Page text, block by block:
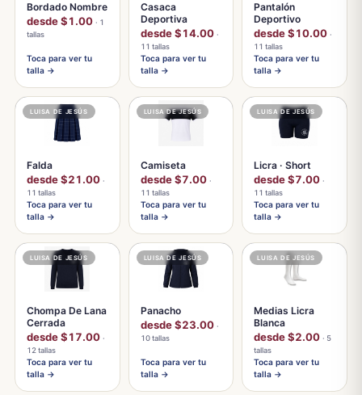
Bordado Nombre
desde $1.00 · 1
tallas
Toca para ver tu
talla →
Casaca
Deportiva
desde $14.00 ·
11 tallas
Toca para ver tu
talla →
Pantalón
Deportivo
desde $10.00 ·
11 tallas
Toca para ver tu
talla →
LUISA DE JESÚS
Falda
desde $21.00 ·
11 tallas
Toca para ver tu
talla →
LUISA DE JESÚS
Camiseta
desde $7.00 ·
11 tallas
Toca para ver tu
talla →
LUISA DE JESÚS
Licra · Short
desde $7.00 ·
11 tallas
Toca para ver tu
talla →
LUISA DE JESÚS
Chompa De Lana
Cerrada
desde $17.00 ·
12 tallas
Toca para ver tu
talla →
LUISA DE JESÚS
Panacho
desde $23.00 ·
10 tallas
Toca para ver tu
talla →
LUISA DE JESÚS
Medias Licra
Blanca
desde $2.00 · 5
tallas
Toca para ver tu
talla →